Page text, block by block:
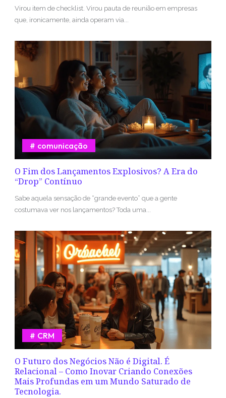
Virou item de checklist. Virou pauta de reunião em empresas
que, ironicamente, ainda operam via...
O Fim dos Lançamentos Explosivos? A Era do
“Drop” Contínuo
comunicação
Sabe aquela sensação de “grande evento” que a gente
costumava ver nos lançamentos? Toda uma...
O Futuro dos Negócios Não é Digital. É
Relacional – Como Inovar Criando Conexões
Mais Profundas em um Mundo Saturado de
Tecnologia.
CRM